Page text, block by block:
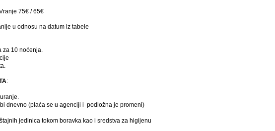
75€ / 65€
u odnosu na datum iz tabele
za 10 noćenja.
:
dnevno (plaća se u agenciji i podložna je promeni)
jedinica tokom boravka kao i sredstva za higijenu